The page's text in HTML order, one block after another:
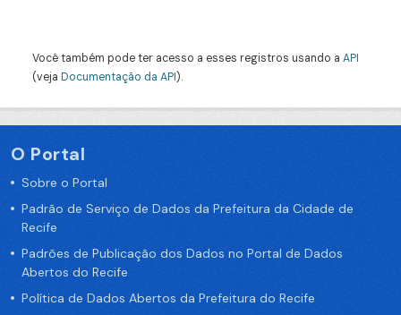
Você também pode ter acesso a esses registros usando a API
(veja Documentação da API).
O Portal
Sobre o Portal
Padrão de Serviço de Dados da Prefeitura da Cidade de
Recife
Padrões de Publicação dos Dados no Portal de Dados
Abertos do Recife
Política de Dados Abertos da Prefeitura do Recife